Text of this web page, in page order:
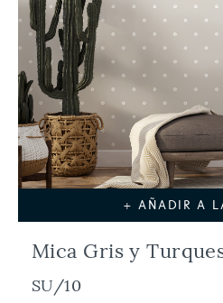
+ AÑADIR A
Mica Gris y
SU/10